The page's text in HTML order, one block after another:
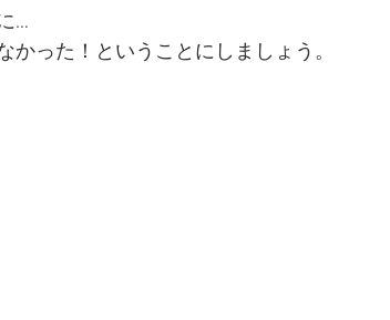
…
かった！ということにしましょう。